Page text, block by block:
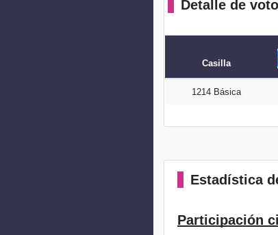
Detalle de
Casilla
1214 Básica
Estadística
Participación